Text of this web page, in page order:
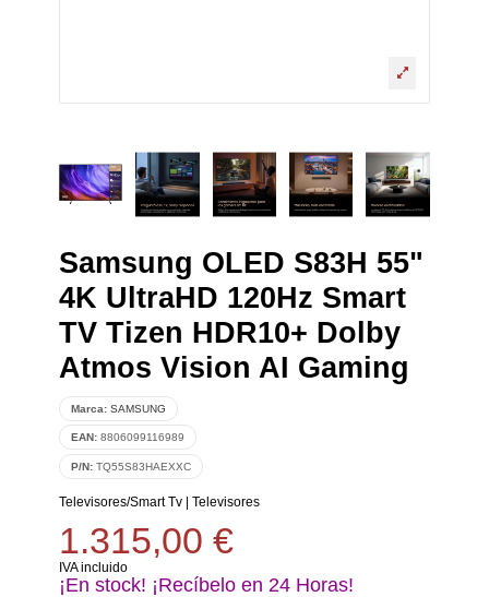
Samsung OLED S83H 55"
4K UltraHD 120Hz Smart
TV Tizen HDR10+ Dolby
Atmos Vision AI Gaming
Marca: SAMSUNG
EAN: 8806099116989
P/N: TQ55S83HAEXXC
Televisores/Smart Tv| Televisores
1.315,00 €
IVA incluido
¡En stock! ¡Recíbelo en 24 Horas!